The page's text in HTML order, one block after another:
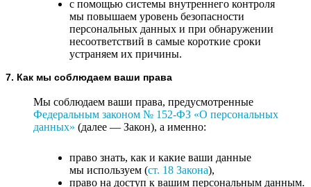
с помощью системы внутреннего контроля
мы повышаем уровень безопасности
персональных данных и при обнаружении
несоответствий в самые короткие сроки
устраняем их причины.
7. Как мы соблюдаем ваши права
Мы соблюдаем ваши права, предусмотренные
Федеральным законом № 152-ФЗ «О персональных
данных» (далее — Закон), а именно:
право знать, как и какие ваши данные
мы используем (ст. 18 Закона),
право на доступ к вашим персональным данным.